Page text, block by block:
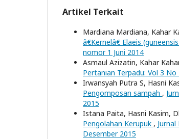
Artikel Terkait
Mardiana Mardiana, Kahar
â€Kernelâ€ Elaeis (guneensis
nomor 1 Juni 2014
Asmaul Azizatin, Kahar
Pertanian Terpadu: Vol 3
Irwansyah Putra S, Hasni
Pengomposan sampah ,
2015
Istana Paita, Hasni Kasim,
Pengolahan Kerupuk ,
Desember 2015